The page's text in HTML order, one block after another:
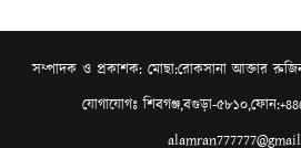
সম্পাদক ও প্রকাশক: মোছা:রোকসানা আক্তার
যোগাযোগঃ শিবগঞ্জ,বগুড়া-